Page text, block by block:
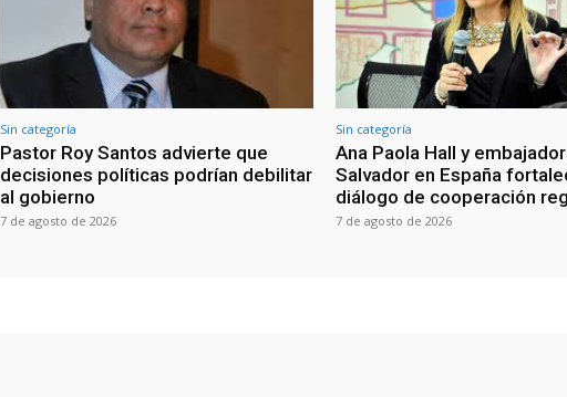
Sin categoría
Pastor Roy Santos advierte que
decisiones políticas podrían debilitar
al gobierno
7 de agosto de 2026
Sin categoría
Ana Paola Hall y
Salvador en España
diálogo de cooperación
7 de agosto de 2026